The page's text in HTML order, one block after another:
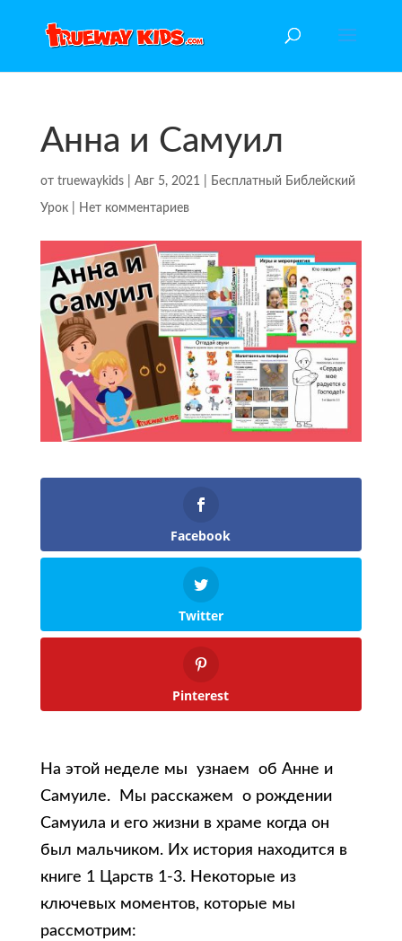
Анна и Самуил
от truewaykids| Авг 5, 2021 Бесплатный Библейский
Урок| Нет комментариев
Facebook
Twitter
Pinterest
На этой неделе мы узнаем об Анне и
Самуиле. Мы расскажем о рождении
Самуила и его жизни в храме когда он
был мальчиком. Их история находится в
книге 1 Царств 1-3. Некоторые из
ключевых моментов, которые мы
рассмотрим: